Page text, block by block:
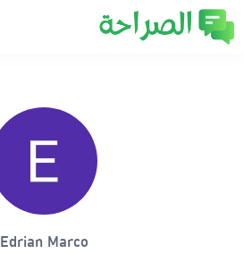
Edrian Marco